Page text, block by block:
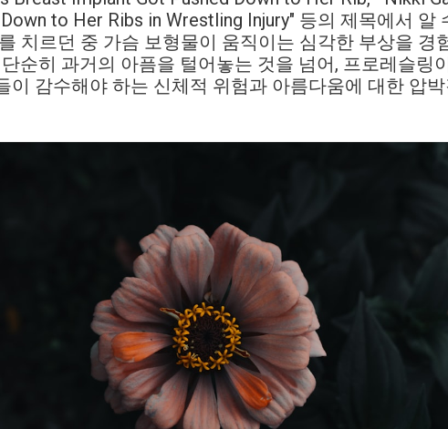
to Her Ribs in Wrestling Injury" 등의 제목에서 알
치르던 중 가슴 보형물이 움직이는 심각한 부상을 경
순히 과거의 아픔을 털어놓는 것을 넘어, 프로레슬링
이 감수해야 하는 신체적 위험과 아름다움에 대한 압